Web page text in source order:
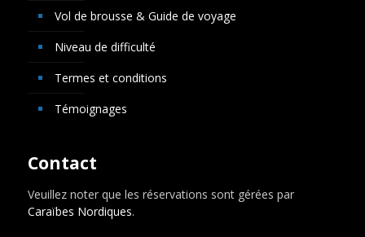
Vol de brousse & Guide de voyage
Niveau de difficulté
Termes et conditions
Témoignages
Contact
Veuillez noter que les réservations sont gérées par
Caraïbes Nordiques.